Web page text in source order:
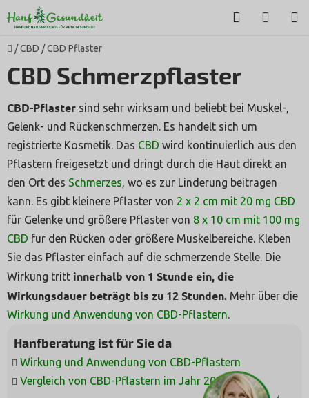
Inhalt
Suchen
Startseite
/CBD /CBD Pflaster
CBD Schmerzpflaster
CBD-Pflaster sind sehr wirksam und beliebt bei Muskel-,
Gelenk- und Rückenschmerzen. Es handelt sich um
registrierte Kosmetik. Das CBD wird kontinuierlich aus den
Pflastern freigesetzt und dringt durch die Haut direkt an
den Ort des Schmerzes, wo es zur Linderung beitragen
kann. Es gibt kleinere Pflaster von 2 x 2 cm mit 20 mg CBD
für Gelenke und größere Pflaster von 8 x 10 cm mit 100 mg
CBD für den Rücken oder größere Muskelbereiche. Kleben
Sie das Pflaster einfach auf die schmerzende Stelle. Die
Wirkung tritt innerhalb von 1 Stunde ein, die
Wirkungsdauer beträgt bis zu 12 Stunden. Mehr über die
Wirkung und Anwendung von CBD-Pflastern.
Hanfberatung ist für Sie da
Wirkung und Anwendung von CBD-Pflastern
Vergleich von CBD-Pflastern im Jahr 2026